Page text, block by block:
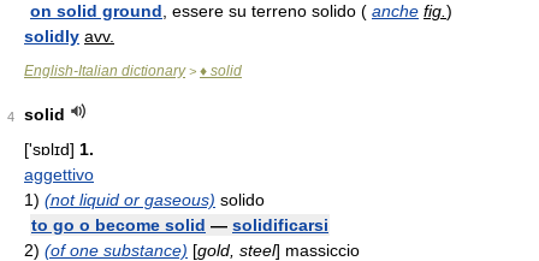
on solid ground , essere su terreno solido ( anche fig. )
solidly avv.
English-Italian dictionary> ♦ solid
4
solid
['sɒlɪd] 1.
aggettivo
1) (not liquid or gaseous) solido
to go o become solid — solidificarsi
2) (of one substance) [gold, steel] massiccio